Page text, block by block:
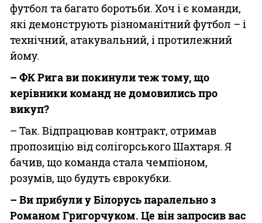
футбол та багато боротьби. Хоч і є команди,
які демонструють різноманітний футбол – і
технічний, атакувальний, і протилежний
йому.
– ФК Рига ви покинули теж тому, що
керівники команд не домовились про
викуп?
– Так. Відпрацював контракт, отримав
пропозицію від солігорського Шахтаря. Я
бачив, що команда стала чемпіоном,
розумів, що будуть єврокубки.
– Ви прибули у Білорусь паралельно з
Романом Григорчуком. Це він запросив вас